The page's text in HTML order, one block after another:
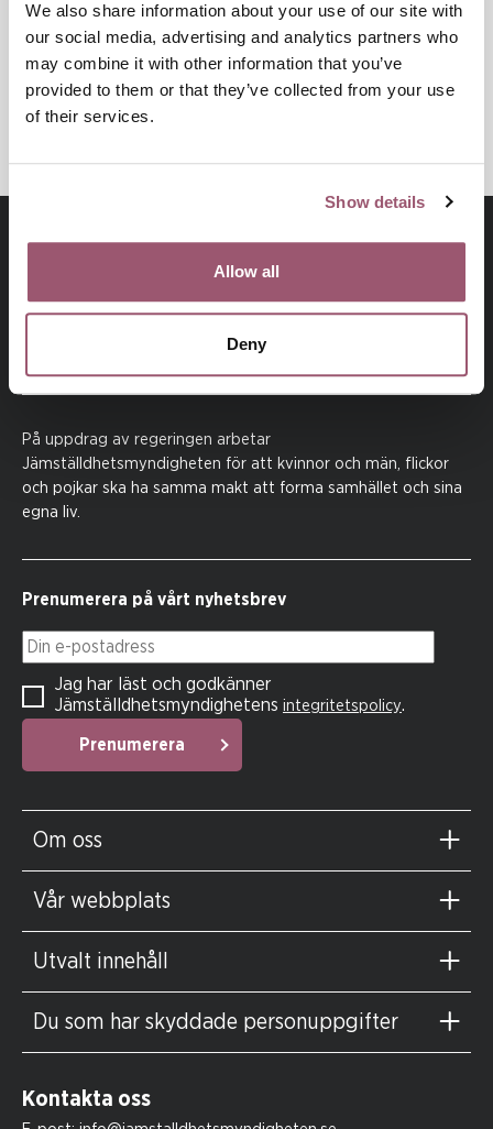
We also share information about your use of our site with
our social media, advertising and analytics partners who
may combine it with other information that you’ve
provided to them or that they’ve collected from your use
of their services.
Show details
Allow all
Deny
Dela
Skriv ut
På uppdrag av regeringen arbetar
Jämställdhetsmyndigheten för att kvinnor och män, flickor
och pojkar ska ha samma makt att forma samhället och sina
egna liv.
Prenumerera på vårt nyhetsbrev
Din e-postadress
Prenumerera
Jag har läst och godkänner
Jämställdhetsmyndighetens integritetspolicy.
Om oss
Vår webbplats
Utvalt innehåll
Du som har skyddade personuppgifter
Kontakta oss